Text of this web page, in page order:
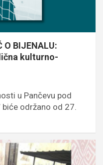
O BIJENALU:
kulturno-
u Pančevu pod
održano od 27.